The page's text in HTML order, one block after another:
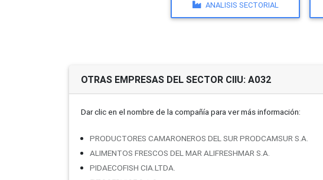
ANALISIS SECTORIAL
OTRAS EMPRESAS DEL SECTOR CIIU: A032
Dar clic en el nombre de la compañí­a para ver más información:
PRODUCTORES CAMARONEROS DEL SUR PRODCAMSUR S.A.
ALIMENTOS FRESCOS DEL MAR ALIFRESHMAR S.A.
PIDAECOFISH CIA.LTDA.